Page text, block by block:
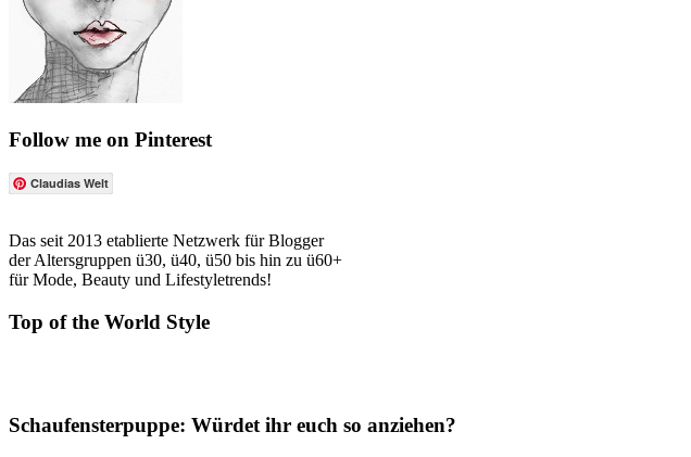
Follow me on Pinterest
Claudias Welt
Das seit 2013 etablierte Netzwerk für Blogger
der Altersgruppen ü30, ü40, ü50 bis hin zu ü60+
für Mode, Beauty und Lifestyletrends!
Top of the World Style
Schaufensterpuppe: Würdet ihr euch so anziehen?